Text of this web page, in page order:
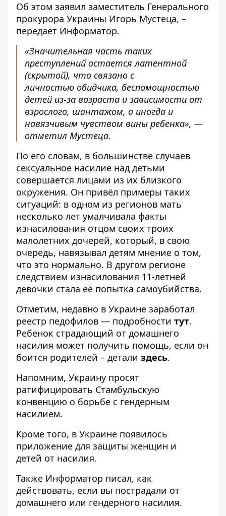
Об этом заявил заместитель Генерального
прокурора Украины Игорь Мустеца, –
передаёт Информатор.
«Значительная часть таких
преступлений остается латентной
(скрытой), что связано с
личностью обидчика, беспомощностью
детей из-за возраста и зависимости от
взрослого, шантажом, а иногда и
навязчивым чувством вины ребенка», —
отметил Мустеца.
По его словам, в большинстве случаев
сексуальное насилие над детьми
совершается лицами из их близкого
окружения. Он привёл примеры таких
ситуаций: в одном из регионов мать
несколько лет умалчивала факты
изнасилования отцом своих троих
малолетних дочерей, который, в свою
очередь, навязывал детям мнение о том,
что это нормально. В другом регионе
следствием изнасилования 11-летней
девочки стала её попытка самоубийства.
Отметим, недавно в Украине заработал
реестр педофилов — подробности тут.
Ребенок страдающий от домашнего
насилия может получить помощь, если он
боится родителей – детали здесь.
Напомним, Украину просят
ратифицировать Стамбульскую
конвенцию о борьбе с гендерным
насилием.
Кроме того, в Украине появилось
приложение для защиты женщин и
детей от насилия.
Также Информатор писал, как
действовать, если вы пострадали от
домашнего или гендерного насилия.